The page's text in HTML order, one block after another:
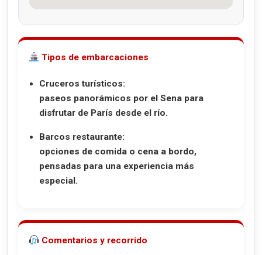
Tipos de embarcaciones
Cruce­ros turísticos:
paseos panorámicos por el Sena para
disfrutar de París desde el río.
Barcos restaurante:
opciones de comida o cena a bordo,
pensadas para una experiencia más
especial.
Comentarios y recorrido